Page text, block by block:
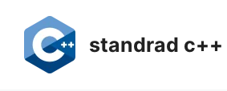
standrad c++